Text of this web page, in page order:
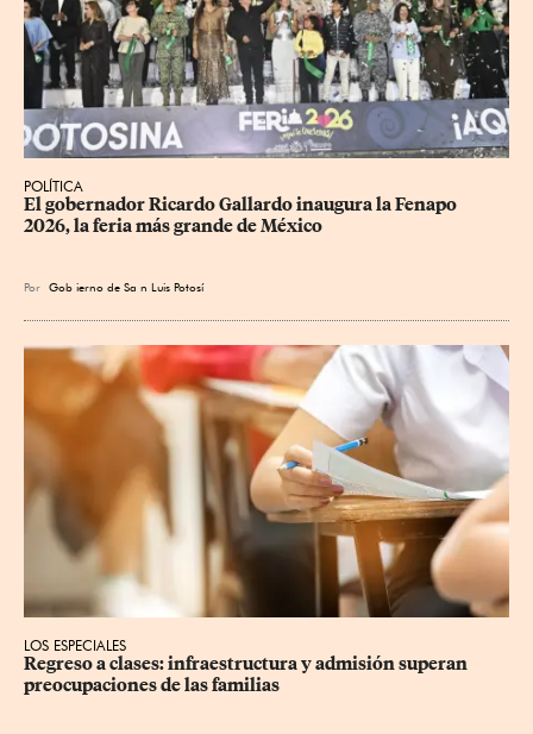
POLÍTICA
​El gobernador Ricardo Gallardo inaugura la Fenapo
2026, la feria más grande de México
Por Gob ierno de Sa n Luis Potosí
LOS ESPECIALES
Regreso a clases: infraestructura y admisión superan
preocupaciones de las familias